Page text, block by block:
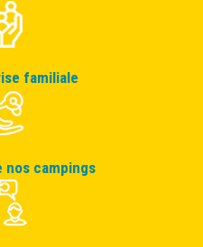
familiale
nos campings